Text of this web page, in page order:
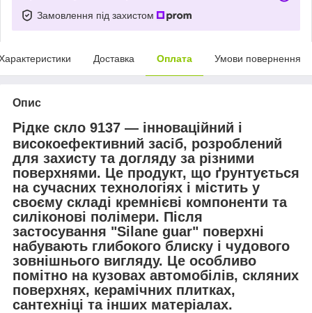
Замовлення під захистом
Доставка Оплата Умови повернення
Опис
Рідке скло 9137 — інноваційний і
високоефективний засіб, розроблений
для захисту та догляду за різними
поверхнями. Це продукт, що ґрунтується
на сучасних технологіях і містить у
своєму складі кремнієві компоненти та
силіконові полімери. Після
застосування "Silane guar" поверхні
набувають глибокого блиску і чудового
зовнішнього вигляду. Це особливо
помітно на кузовах автомобілів, скляних
поверхнях, керамічних плитках,
сантехніці та інших матеріалах.